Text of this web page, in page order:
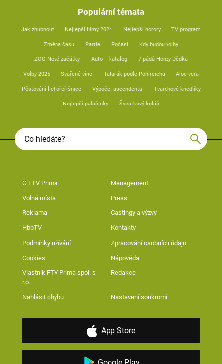
Populární témata
Jak zhubnout Nejlepší filmy 2024 Nejlepší horory TV program
Změna času Partie Počasí Kdy budou volby
ZOO Nové začátky Auto – katalog 7 pádů Honzy Dědka
Volby 2025 Svařené víno Tatarák podle Pohlreicha Aloe vera
Pěstování lichořeřišnice Výpočet ascendentu Tvarohové knedlíky
Nejlepší palačinky Švestkový koláč
O FTV Prima Management
Volná místa Press
Reklama Castingy a výzvy
HbbTV Kontakty
Podmínky užívání Zpracování osobních údajů
Cookies Nápověda
Vlastník FTV Prima spol. s
r.o.
Redakce
Nahlásit chybu Nastavení soukromí
App Store